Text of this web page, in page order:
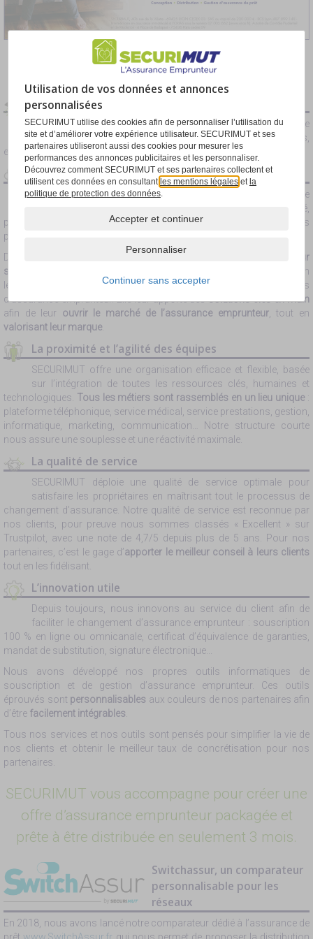
Au service des grands
assureurs & distributeurs
Notre mission
SECURIMUT s’engage à vos côtés pour ouvrir le marché de
l’assurance emprunteur et redonner le choix aux propriétaires,
en leur proposant des produits qualitatifs et économiques.
L’expertise technique
SECURIMUT capitalise sur son expertise en assurance
emprunteur, associée à une parfaite connaissance du marché,
pour créer des produits de qualité, attractifs et valorisants pour ses
partenaires.
Depuis son lancement,
SECURIMUT travaille en marque blanche pour
ses partenaires
assureurs et distributeurs en leur proposant, selon
leurs besoins, la création, la distribution et la gestion de leurs offres
d’assurance emprunteur. Elle leur apporte dessolutions clés en main
afin de leur ouvrir le marché de l’assurance emprunteur, tout en
valorisant leur marque.
La proximité et l’agilité des équipes
SECURIMUT offre une organisation efficace et flexible, basée
sur l’intégration de toutes les ressources clés, humaines et
technologiques. Tous les métiers sont rassemblés en un lieu unique :
plateforme téléphonique, service médical, service prestations, gestion,
informatique, marketing, communication… Notre structure courte
nous assure une souplesse et une réactivité maximale.
La qualité de service
SECURIMUT déploie une qualité de service optimale pour
satisfaire les propriétaires en maîtrisant tout le processus de
changement d’assurance. Notre qualité de service est reconnue par
nos clients, pour preuve nous sommes classés « Excellent » sur
Trustpilot, avec une note de 4,7/5 depuis plus de 5 ans. Pour nos
partenaires, c’est le gage d’apporter le meilleur conseil à leurs clients
tout en les fidélisant.
L’innovation utile
Depuis toujours, nous innovons au service du client afin de
faciliter le changement d’assurance emprunteur : souscription
100 % en ligne ou omnicanale, certificat d’équivalence de garanties,
mandat de substitution, signature électronique...
Nous avons développé nos propres outils informatiques de
souscription et de gestion d’assurance emprunteur. Ces outils
éprouvés sont personnalisables aux couleurs de nos partenaires afin
d’être facilement intégrables.
Tous nos services et nos outils sont pensés pour simplifier la vie de
nos clients et obtenir le meilleur taux de concrétisation pour nos
partenaires.
SECURIMUT vous accompagne pour créer une
offre d’assurance emprunteur packagée et
prête à être distribuée en seulement 3 mois.
Switchassur, un comparateur
personnalisable pour les
réseaux
En 2018, nous avons lancé notre comparateur dédié à l’assurance de
Paramétrage des cookies
Utilisation de vos données et annonces
personnalisées
SECURIMUT utilise des cookies afin de personnaliser l’utilisation du
site et d’améliorer votre expérience utilisateur. SECURIMUT et ses
partenaires utiliseront aussi des cookies pour mesurer les
performances des annonces publicitaires et les personnaliser.
Découvrez comment SECURIMUT et ses partenaires collectent et
utilisent ces données en consultant les mentions légaleset la
politique de protection des données.
Accepter et continuer
Personnaliser
Continuer sans accepter